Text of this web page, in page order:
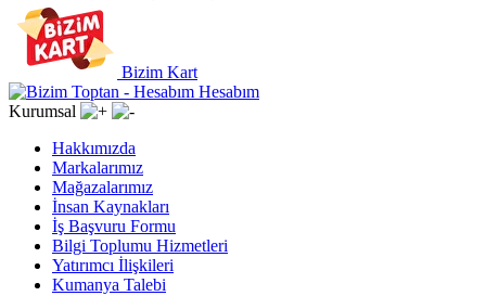
Bizim Kart
Hesabım
Kurumsal
Hakkımızda
Markalarımız
Mağazalarımız
İnsan Kaynakları
İş Başvuru Formu
Bilgi Toplumu Hizmetleri
Yatırımcı İlişkileri
Kumanya Talebi